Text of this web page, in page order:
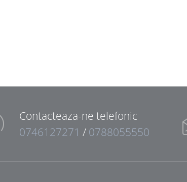
Contacteaza-ne telefonic
0746127271 / 0788055550